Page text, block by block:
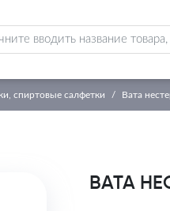
спиртовые салфетки Вата
ВАТА